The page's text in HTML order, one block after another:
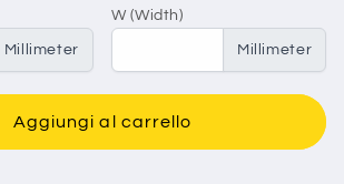
metallica
in
acciaio
inox
maglia
1,4
Millimeter
W (Width)
Millimeter
Aggiungi al carrello